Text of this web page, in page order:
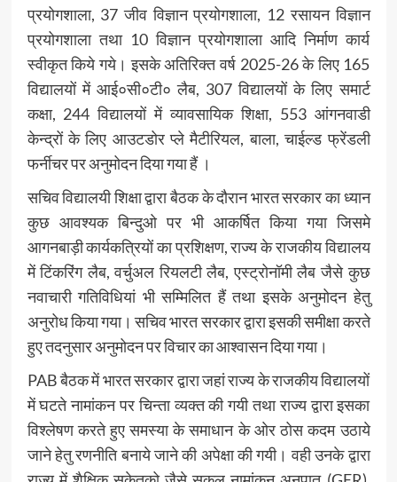
प्रयोगशाला, 37 जीव विज्ञान प्रयोगशाला, 12 रसायन विज्ञान
प्रयोगशाला तथा 10 विज्ञान प्रयोगशाला आदि निर्माण कार्य
स्वीकृत किये गये। इसके अतिरिक्त वर्ष 2025-26 के लिए 165
विद्यालयों में आई०सी०टी० लैब, 307 विद्यालयों के लिए समार्ट
कक्षा, 244 विद्यालयों में व्यावसायिक शिक्षा, 553 आंगनवाडी
केन्द्रों के लिए आउटडोर प्ले मैटीरियल, बाला, चाईल्ड फ्रेंडली
फर्नीचर पर अनुमोदन दिया गया हैं ।
सचिव विद्यालयी शिक्षा द्वारा बैठक के दौरान भारत सरकार का ध्यान
कुछ आवश्यक बिन्दुओ पर भी आकर्षित किया गया जिसमे
आगनबाड़ी कार्यकत्रियों का प्रशिक्षण, राज्य के राजकीय विद्यालय
में टिंकरिंग लैब, वर्चुअल रियलटी लैब, एस्ट्रोनॉमी लैब जैसे कुछ
नवाचारी गतिविधियां भी सम्मिलित हैं तथा इसके अनुमोदन हेतु
अनुरोध किया गया। सचिव भारत सरकार द्वारा इसकी समीक्षा करते
हुए तदनुसार अनुमोदन पर विचार का आश्वासन दिया गया।
PAB बैठक में भारत सरकार द्वारा जहां राज्य के राजकीय विद्यालयों
में घटते नामांकन पर चिन्ता व्यक्त की गयी तथा राज्य द्वारा इसका
विश्लेषण करते हुए समस्या के समाधान के ओर ठोस कदम उठाये
जाने हेतु रणनीति बनाये जाने की अपेक्षा की गयी। वही उनके द्वारा